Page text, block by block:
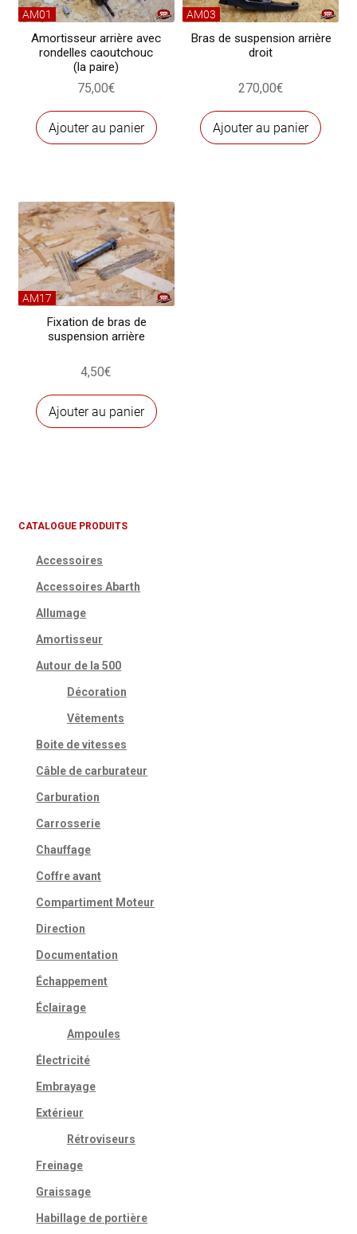
AM01
Amortisseur arrière avec
rondelles caoutchouc
(la paire)
75,00€
Ajouter au panier
AM03
Bras de suspension arrière
droit
270,00€
Ajouter au panier
AM17
Fixation de bras de
suspension arrière
4,50€
Ajouter au panier
CATALOGUE PRODUITS
Accessoires
Accessoires Abarth
Allumage
Amortisseur
Autour de la 500
Décoration
Vêtements
Boite de vitesses
Câble de carburateur
Carburation
Carrosserie
Chauffage
Coffre avant
Compartiment Moteur
Direction
Documentation
Échappement
Éclairage
Ampoules
Électricité
Embrayage
Extérieur
Rétroviseurs
Freinage
Graissage
Habillage de portière